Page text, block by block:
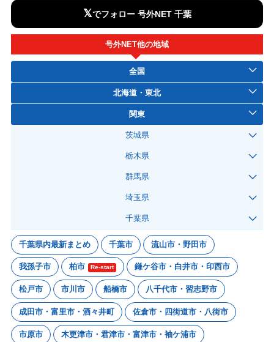
𝕏でフォロー 号外NET 千葉
号外NET他の地域
全国
北海道・東北
関東
茨城県
栃木県
群馬県
埼玉県
千葉県
千葉県内最新まとめ 千葉市 流山市・野田市
我孫子市 柏市 Re-start 鎌ケ谷市・白井市・印西市
松戸市 市川市 船橋市 八千代市・習志野市
成田市・富里市・酒々井町 佐倉市・四街道市・八街市
市原市 木更津市・君津市・富津市・袖ケ浦市